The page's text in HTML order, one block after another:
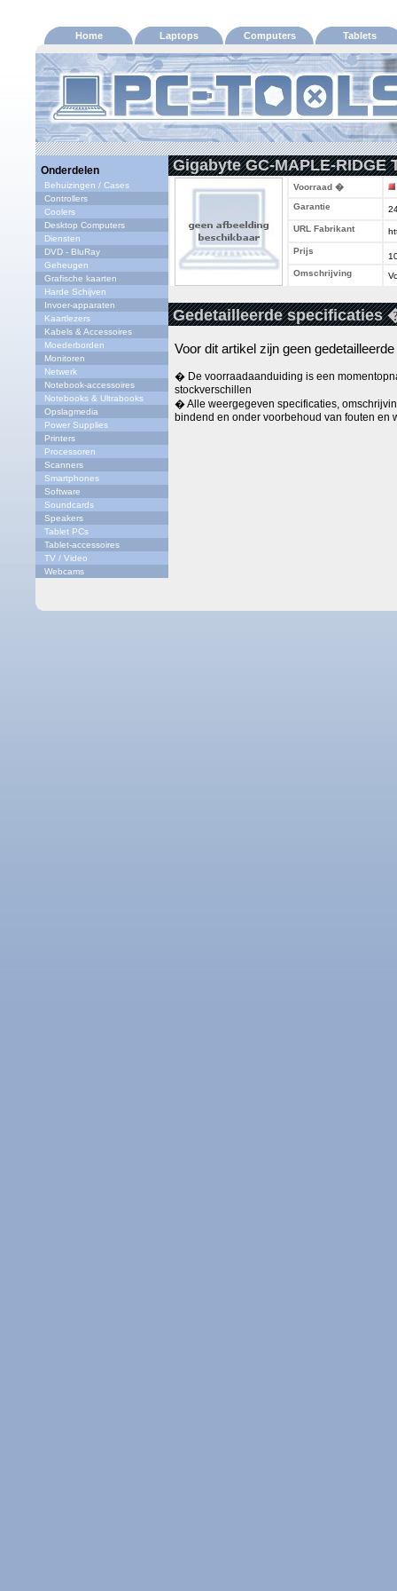
Home Laptops Computers Tablets
Onderdelen
Behuizingen / Cases
Controllers
Coolers
Desktop Computers
Diensten
DVD - BluRay
Geheugen
Grafische kaarten
Harde Schijven
Invoer-apparaten
Kaartlezers
Kabels & Accessoires
Moederborden
Monitoren
Netwerk
Notebook-accessoires
Notebooks & Ultrabooks
Opslagmedia
Power Supplies
Printers
Processoren
Scanners
Smartphones
Software
Soundcards
Speakers
Tablet PCs
Tablet-accessoires
TV / Video
Webcams
Gigabyte GC-MAPLE-RIDGE
Voorraad �
Garantie
URL Fabrikant
Prijs
Omschrijving
Gedetailleerde specificaties
Voor dit artikel zijn geen
� De voorraadaanduiding is een
stockverschillen
� Alle weergegeven specificaties,
bindend en onder voorbehoud van fouten en